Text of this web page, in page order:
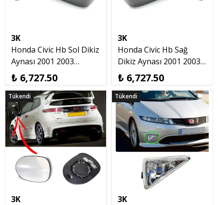
3K
Honda Civic Hb Sol Dikiz
Aynası 2001 2003
Sinyalsiz
₺ 6,727.50
3K
Honda Civic Hb Sağ
Dikiz Aynası 2001 2003
Sinyalsiz
₺ 6,727.50
Tükendi
Tükendi
3K
Tükendi
Tükendi
3K